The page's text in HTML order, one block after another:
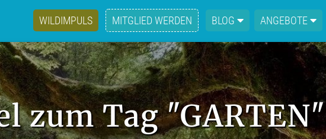
WILDIMPULS MITGLIED WERDEN BLOG ANGEBOTE
zum Tag "GARTEN"